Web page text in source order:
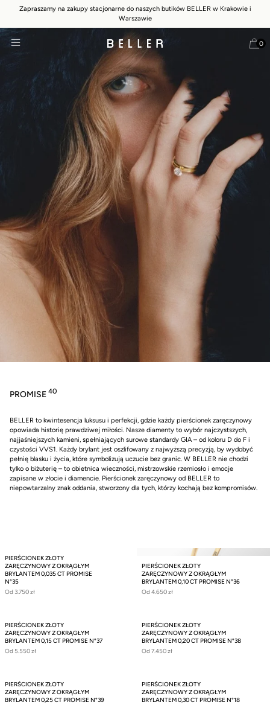
Zapraszamy na zakupy stacjonarne do naszych butików BELLER w Krakowie i
Warszawie
0
PROMISE 40
BELLER to kwintesencja luksusu i perfekcji, gdzie każdy pierścionek zaręczynowy
opowiada historię prawdziwej miłości. Nasze diamenty to wybór najczystszych,
najjaśniejszych kamieni, spełniających surowe standardy GIA – od koloru D do F i
czystości VVS1. Każdy brylant jest oszlifowany z najwyższą precyzją, by wydobyć
pełnię blasku i życia, które symbolizują uczucie bez granic. W BELLER nie chodzi
tylko o biżuterię – to obietnica wieczności, mistrzowskie rzemiosło i emocje
zapisane w złocie i diamencie. Pierścionek zaręczynowy od BELLER to
niepowtarzalny znak oddania, stworzony dla tych, którzy kochają bez kompromisów.
PIERŚCIONEK ZŁOTY
ZARĘCZYNOWY Z OKRĄGŁYM
BRYLANTEM 0,035 CT PROMISE
N°35
Od 3.750 zł
PIERŚCIONEK ZŁOTY
ZARĘCZYNOWY Z OKRĄGŁYM
BRYLANTEM 0,10 CT PROMISE N°36
Od 4.650 zł
PIERŚCIONEK ZŁOTY
ZARĘCZYNOWY Z OKRĄGŁYM
BRYLANTEM 0,15 CT PROMISE N°37
Od 5.550 zł
PIERŚCIONEK ZŁOTY
ZARĘCZYNOWY Z OKRĄGŁYM
BRYLANTEM 0,20 CT PROMISE N°38
Od 7.450 zł
PIERŚCIONEK ZŁOTY
ZARĘCZYNOWY Z OKRĄGŁYM
BRYLANTEM 0,25 CT PROMISE N°39
PIERŚCIONEK ZŁOTY
ZARĘCZYNOWY Z OKRĄGŁYM
BRYLANTEM 0,30 CT PROMISE N°18